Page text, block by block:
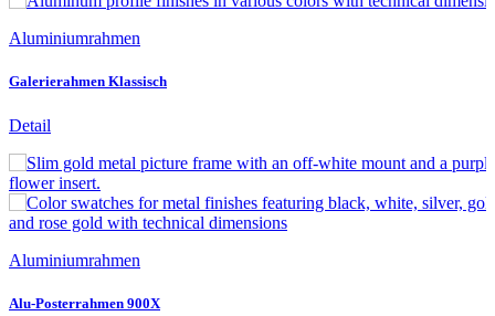
Aluminiumrahmen
Galerierahmen Klassisch
Detail
Aluminiumrahmen
Alu-Posterrahmen 900X